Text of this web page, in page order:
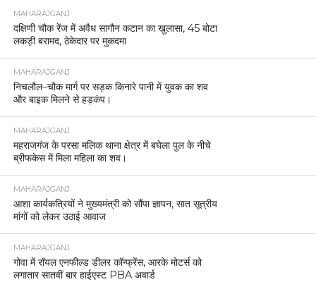
MAHARAJGANJ
दक्षिणी चौक रेंज में अवैध सागौन कटान का खुलासा, 45 बोटा
लकड़ी बरामद, ठेकेदार पर मुकदमा
MAHARAJGANJ
निचलौल–चौक मार्ग पर सड़क किनारे पानी में युवक का शव
और बाइक मिलने से हड़कंप।
MAHARAJGANJ
महराजगंज के परसा मलिक थाना क्षेत्र में बघेला पुल के नीचे
ब्रीफकेस में मिला महिला का शव।
MAHARAJGANJ
आशा कार्यकत्रियों ने मुख्यमंत्री को सौंपा ज्ञापन, सात सूत्रीय
मांगों को लेकर उठाई आवाज
MAHARAJGANJ
गोवा में रॉयल एनफील्ड डीलर कॉन्फ्रेंस, आरके मोटर्स को
लगातार सातवीं बार हाईएस्ट PBA अवार्ड